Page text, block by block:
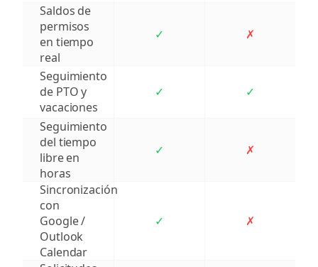
Saldos de
permisos
en tiempo
real
✓ ✗
Seguimiento
de PTO y
vacaciones
✓ ✓
Seguimiento
del tiempo
libre en
horas
✓ ✗
Sincronización
con
Google /
Outlook
Calendar
✓ ✗